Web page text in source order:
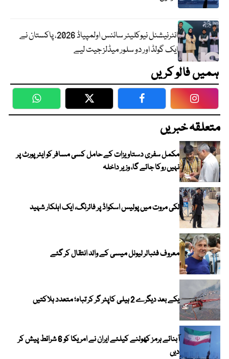
انٹرنیشنل نیوکلیئر سائنس اولمپیاڈ 2026، پاکستان نے
ایک گولڈ اور دو سلور میڈلز جیت لیے
ہمیں فالو کریں
WhatsApp Twitter Facebook
متعلقہ خبریں
مکمل سفری دستاویزات کے حامل کسی مسافر کو ایئرپورٹ پر
نہیں روکا جائے گا، وزیر داخلہ
لکی مروت میں پولیس اسکواڈ پر فائرنگ، ایک اہلکار شہید
معروف فٹبالر لیونل میسی کے والد انتقال کر گئے
یکے بعد دیگرے 2 ہیلی کاپٹر گر کر تباہ؛ متعدد ہلاکتیں
آبنائے ہرمز کھولنے کیلئے ایران نے امریکا کو 6 شرائط پیش کر
دیں